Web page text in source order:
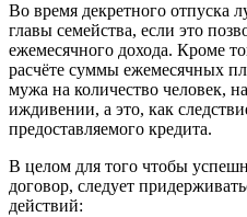
Во время декретного отпуска
главы семейства, если это
ежемесячного дохода. Кроме
расчёте суммы ежемесячных
мужа на количество человек,
иждивении, а это, как
предоставляемого кредита.
В целом для того чтобы
договор, следует
действий: